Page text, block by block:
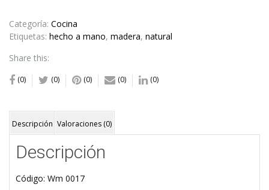
Categoría: Cocina
Etiquetas: hecho a mano, madera, natural
Share this:
(0) (0) (0) (0) (0)
Descripción Valoraciones (0)
Descripción
Código: Wm 0017